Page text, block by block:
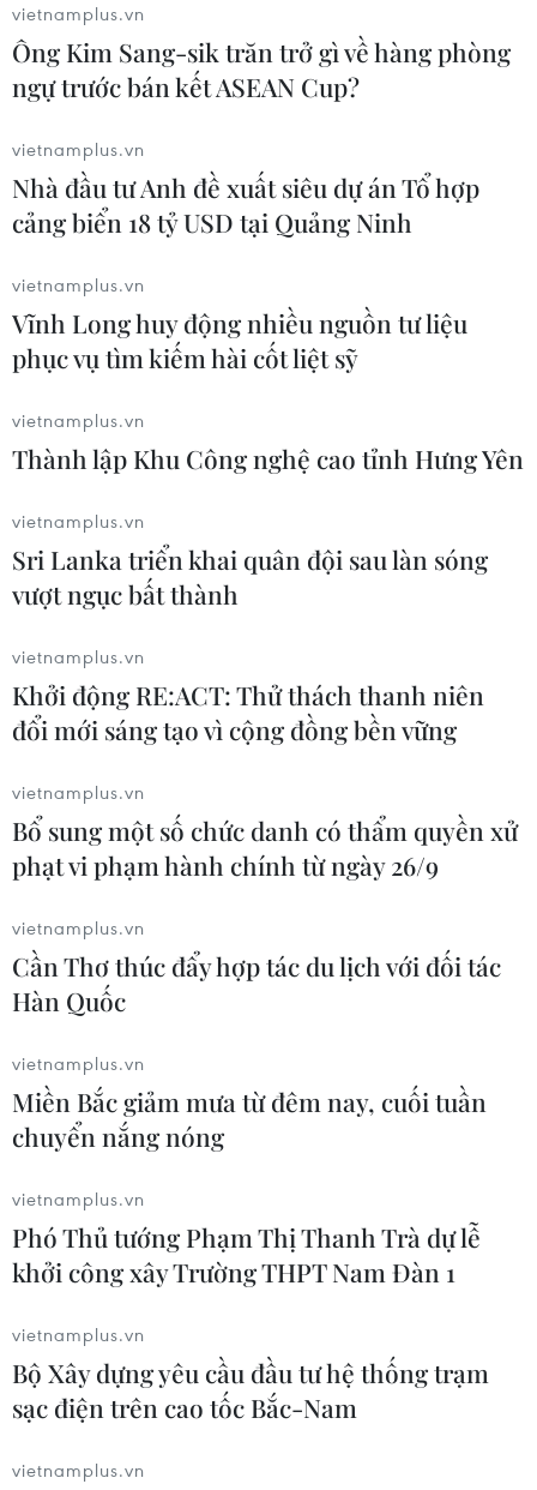
Cà Mau quảng bá thương hiệu, kết
nối đầu tư, đưa ngành tôm phát triển
bền vững
Xã Tây Giang khai mạc Ngày hội văn
hóa Cơ Tu lần thứ 1
06/08/2026 10:38
Độc đáo Lễ hội đuốc tại tỉnh
Tứ Xuyên của Trung Quốc
06/08/2026 04:33
Làng cổ tại Trung Quốc lung
linh trong lễ diễu hành đèn lồng cá
06/08/2026 04:11
Sẵn sàng cho Lễ hội Việt Nam-Hàn
Quốc thành phố Đà Nẵng 2026
05/08/2026 07:46
"Lễ mừng cơm mới" và chuỗi hoạt
động du lịch "Sắc vàng Di sản" 2026
tại Lào Cai
04/08/2026 14:56
Tuyên Quang: Lễ hội hoa Tam giác
mạch 2026 sẽ khai mạc ngày 6/11 tại
Đồng Văn
Đặc sắc lễ hội nghệ thuật dân
gian tại Kyrgyzstan
Độc đáo nghi lễ rước Lệnh Ông Sanh
02/08/2026 04:44
vietnamplus.vn
Ông Kim Sang-sik trăn trở gì về hàng phòng
ngự trước bán kết ASEAN Cup?
vietnamplus.vn
Nhà đầu tư Anh đề xuất siêu dự án Tổ hợp
cảng biển 18 tỷ USD tại Quảng Ninh
vietnamplus.vn
Vĩnh Long huy động nhiều nguồn tư liệu
phục vụ tìm kiếm hài cốt liệt sỹ
vietnamplus.vn
Thành lập Khu Công nghệ cao tỉnh Hưng Yên
vietnamplus.vn
Sri Lanka triển khai quân đội sau làn sóng
vượt ngục bất thành
vietnamplus.vn
Khởi động RE:ACT: Thử thách thanh niên
đổi mới sáng tạo vì cộng đồng bền vững
vietnamplus.vn
Bổ sung một số chức danh có thẩm quyền xử
phạt vi phạm hành chính từ ngày 26/9
vietnamplus.vn
Cần Thơ thúc đẩy hợp tác du lịch với đối tác
Hàn Quốc
vietnamplus.vn
Miền Bắc giảm mưa từ đêm nay, cuối tuần
chuyển nắng nóng
vietnamplus.vn
Phó Thủ tướng Phạm Thị Thanh Trà dự lễ
khởi công xây Trường THPT Nam Đàn 1
vietnamplus.vn
Bộ Xây dựng yêu cầu đầu tư hệ thống trạm
sạc điện trên cao tốc Bắc-Nam
vietnamplus.vn